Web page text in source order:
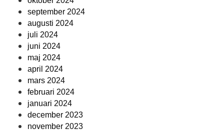
september 2024
augusti 2024
juli 2024
juni 2024
maj 2024
april 2024
mars 2024
februari 2024
januari 2024
december 2023
november 2023